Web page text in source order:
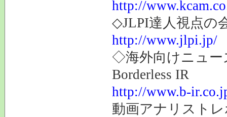
http://
◇JLPI達人視点の
http://www.jlpi.jp/
◇海外向けニュー
Borderless IR
http://www.b-
動画アナリスト